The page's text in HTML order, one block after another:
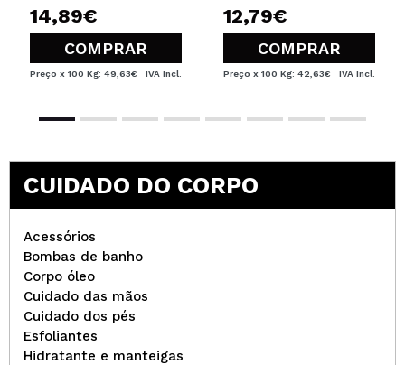
14,89€
COMPRAR
Preço x 100 Kg: 49,63€ IVA Incl.
12,79€
COMPRAR
Preço x 100 Kg: 42,63€ IVA Incl.
CUIDADO DO CORPO
Acessórios
Bombas de banho
Corpo óleo
Cuidado das mãos
Cuidado dos pés
Esfoliantes
Hidratante e manteigas